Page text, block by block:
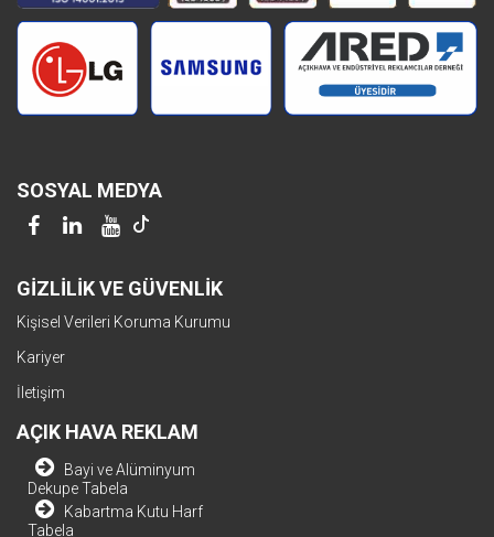
SOSYAL MEDYA
GİZLİLİK VE GÜVENLİK
Kişisel Verileri Koruma Kurumu
Kariyer
İletişim
AÇIK HAVA REKLAM
Bayi ve Alüminyum
Dekupe Tabela
Kabartma Kutu Harf
Tabela